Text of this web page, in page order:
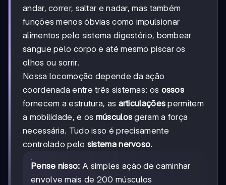
andar, correr, saltar e nadar, mas também
funções menos óbvias como impulsionar
alimentos pelo sistema digestório, bombear
sangue pelo corpo e até mesmo piscar os
olhos ou sorrir.
Nossa locomoção depende da ação
coordenada entre três sistemas: os ossos
fornecem a estrutura, as articulações permitem
a mobilidade, e os músculos geram a força
necessária. Tudo isso é precisamente
controlado pelo sistema nervoso.
Pense nisso: A simples ação de caminhar
envolve mais de 200 músculos